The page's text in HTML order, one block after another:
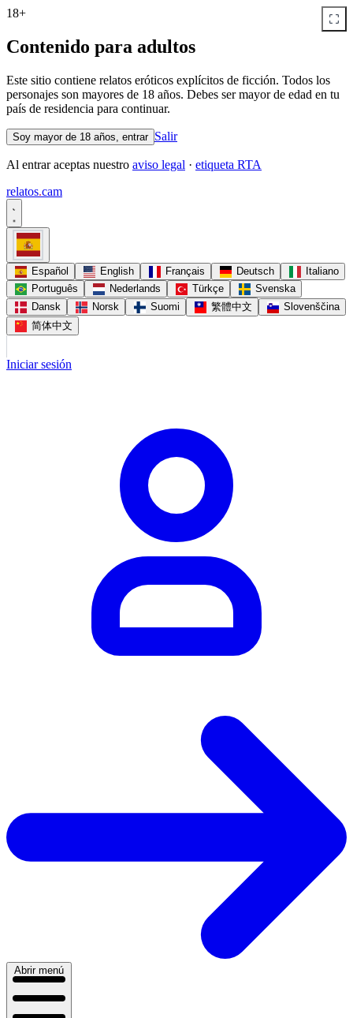
18+
Contenido para adultos
Este sitio contiene relatos eróticos explícitos de ficción. Todos los
personajes son mayores de 18 años. Debes ser mayor de edad en tu
país de residencia para continuar.
Soy mayor de 18 años, entrar Salir
Al entrar aceptas nuestro aviso legal · etiqueta RTA
relatos.cam
Español English Français Deutsch
Italiano
Português
Nederlands Türkçe
Svenska
Dansk
Norsk Suomi 繁體中文
Slovenščina
简体中文
Iniciar sesión
Abrir menú